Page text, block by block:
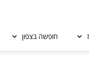
חופשה בצפון